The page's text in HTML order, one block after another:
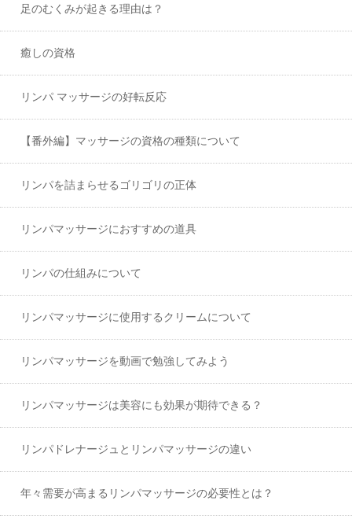
足のむくみが起きる理由は？
癒しの資格
リンパ マッサージの好転反応
【番外編】マッサージの資格の種類について
リンパを詰まらせるゴリゴリの正体
リンパマッサージにおすすめの道具
リンパの仕組みについて
リンパマッサージに使用するクリームについて
リンパマッサージを動画で勉強してみよう
リンパマッサージは美容にも効果が期待できる？
リンパドレナージュとリンパマッサージの違い
年々需要が高まるリンパマッサージの必要性とは？